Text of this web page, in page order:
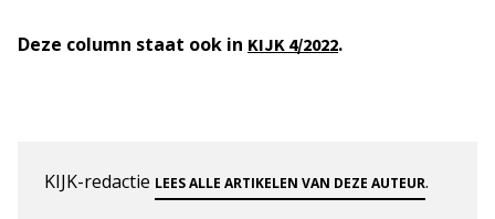
Deze column staat ook in KIJK 4/2022.
KIJK-redactie LEES ALLE ARTIKELEN VAN DEZE AUTEUR.